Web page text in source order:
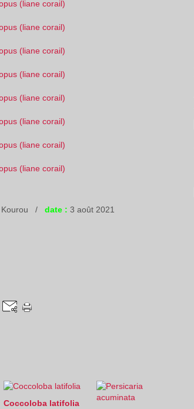
Kourou / date : 3 août 2021
Coccoloba latifolia